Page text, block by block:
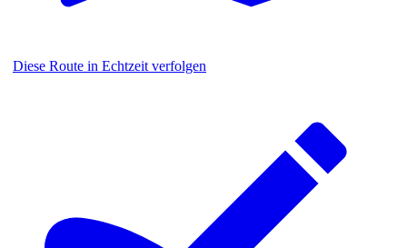
Diese Route in Echtzeit verfolgen